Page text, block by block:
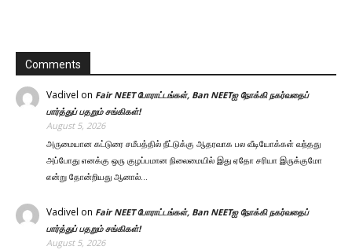
Comments
Vadivel on Fair NEET போராட்டங்கள், Ban NEETஐ நோக்கி நகர்வதைப்
பார்த்துப் பதறும் சங்கிகள்!
August 5, 2026
அருமையான கட்டுரை சமீபத்தில் நீட்டுக்கு ஆதரவாக பல வீடியோக்கள் வந்தது
அப்போது எனக்கு ஒரு குழப்பமான நிலைமையில் இது ஏதோ சரியா இருக்குமோ
என்று தோன்றியது ஆனால்…
Vadivel on Fair NEET போராட்டங்கள், Ban NEETஐ நோக்கி நகர்வதைப்
பார்த்துப் பதறும் சங்கிகள்!
August 5, 2026